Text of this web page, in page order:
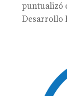
puntualizó
Desarrollo